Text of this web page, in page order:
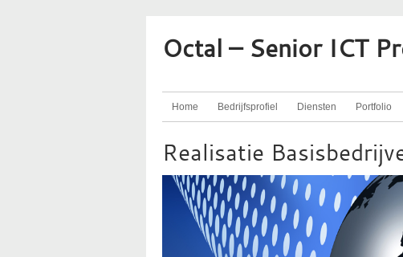
Octal – Senior ICT
Home Bedrijfsprofiel Diensten Portfolio
Realisatie